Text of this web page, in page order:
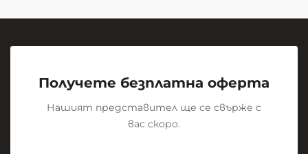
Получете безплатна оферта
Нашият представител ще се свърже с
вас скоро.